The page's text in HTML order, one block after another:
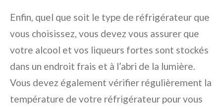
Enfin, quel que soit le type de réfrigérateur que
vous choisissez, vous devez vous assurer que
votre alcool et vos liqueurs fortes sont stockés
dans un endroit frais et à l’abri de la lumière.
Vous devez également vérifier régulièrement la
température de votre réfrigérateur pour vous